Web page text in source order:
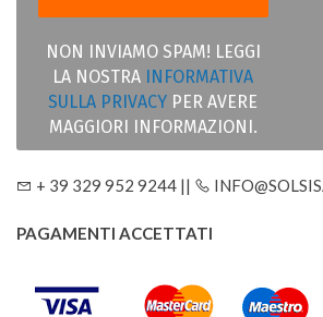
NON INVIAMO SPAM! LEGGI
LA NOSTRA INFORMATIVA
SULLA PRIVACY PER AVERE
MAGGIORI INFORMAZIONI.
+ 39 329 952 9244 ||
PAGAMENTI ACCETTATI